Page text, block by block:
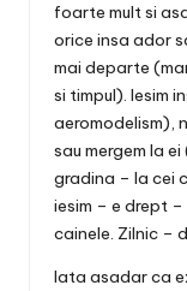
foarte mult si
orice insa ador
mai departe
si timpul). Iesim
aeromodelism),
sau mergem la
gradina – la cei
iesim – e drept –
cainele. Zilnic –
Iata asadar ca